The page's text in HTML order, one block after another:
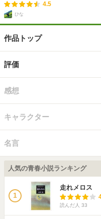
4.5
ひな
作品トップ
評価
感想
キャラクター
名言
人気の青春小説ランキング
1
走れメロス
読んだ人 33